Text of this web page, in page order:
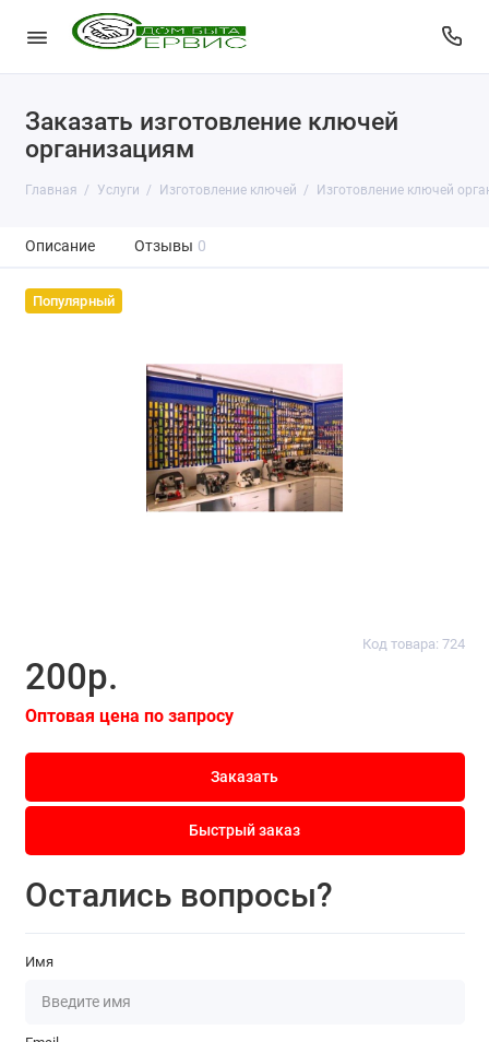
Заказать изготовление ключей
организациям
Главная Услуги Изготовление ключей Изготовление ключей
Описание Отзывы 0
Популярный
Код товара: 724
200р.
Оптовая цена по запросу
Заказать
Быстрый заказ
Остались вопросы?
Имя